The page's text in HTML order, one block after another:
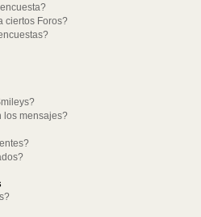
Foros?
mensajes?